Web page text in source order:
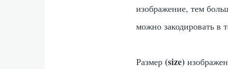
изображение, тем
можно закодировать в
Размер(size)